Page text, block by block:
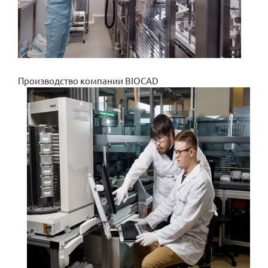
Брянская область
Владимирская область
Волгоградская область
Ивановская область
Калининградская область
Кемеровская область
Кировская область
Краснодарский край
Красноярский край
Липецкая область
Ленинградская область
г. Москва
Московская область
Производство компании BIOCAD